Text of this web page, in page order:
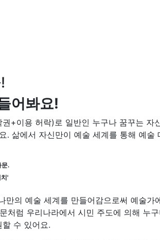
어봐요!
+이용 허락)로 일반인 누구나 꿈꾸는
삶에서 자신만이 예술 세계를 통해 예술
문.
'
의 예술 세계를 만들어감으로써 예술
럼 우리나라에서 시민 주도에 의해 누
수 있어요.